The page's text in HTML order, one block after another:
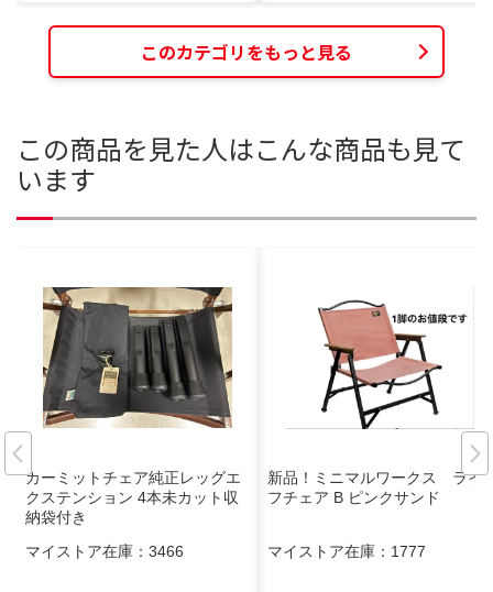
このカテゴリをもっと見る
この商品を見た人はこんな商品も見て
います
カーミットチェア純正レッグエ
クステンション 4本未カット収
納袋付き
マイストア在庫： 3466
新品！ミニマルワークス ライ
フチェア B ピンクサンド
マイストア在庫： 1777